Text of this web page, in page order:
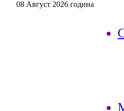
08 Август 2026 година